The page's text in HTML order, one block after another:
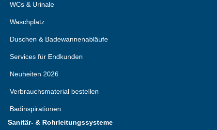
WCs & Urinale
Waschplatz
Duschen & Badewannenabläufe
Services für Endkunden
Neuheiten 2026
Verbrauchsmaterial bestellen
Badinspirationen
Sanitär- & Rohrleitungssysteme